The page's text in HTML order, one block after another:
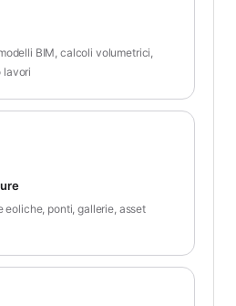
BIM, calcoli volumetrici,
lavori
eoliche, ponti, gallerie, asset